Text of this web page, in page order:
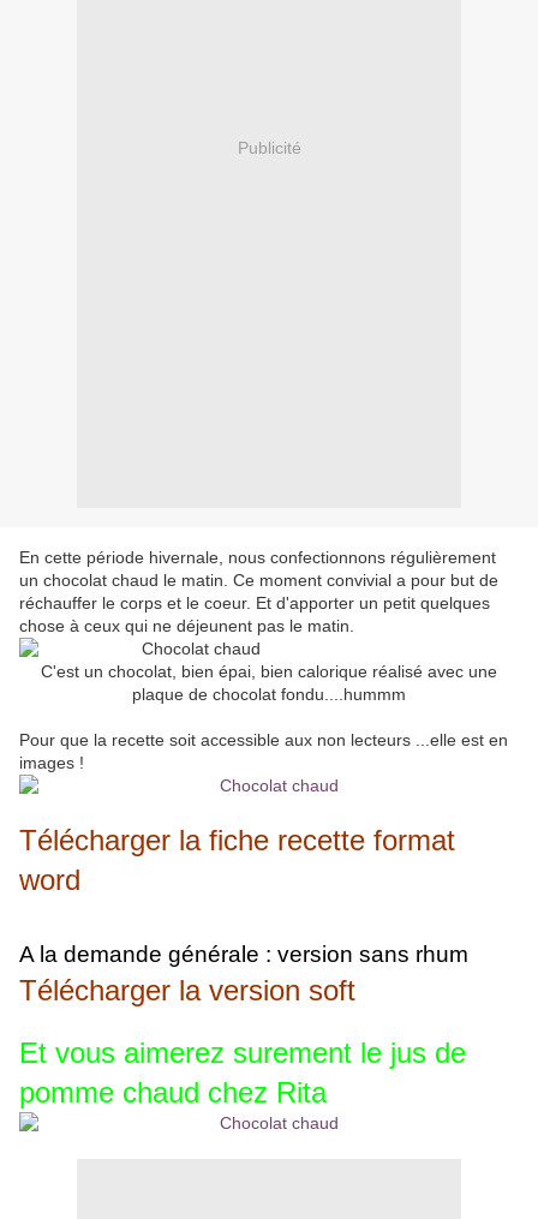
Publicité
En cette période hivernale, nous confectionnons régulièrement
un chocolat chaud le matin. Ce moment convivial a pour but de
réchauffer le corps et le coeur. Et d'apporter un petit quelques
chose à ceux qui ne déjeunent pas le matin.
C'est un chocolat, bien épai, bien calorique réalisé avec une
plaque de chocolat fondu....hummm
Pour que la recette soit accessible aux non lecteurs ...elle est en
images !
Télécharger la fiche recette format
word
A la demande générale : version sans rhum
Télécharger la version soft
Et vous aimerez surement le jus de
pomme chaud chez Rita